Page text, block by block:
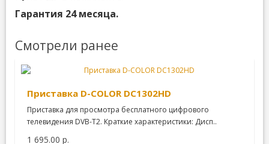
Гарантия 24 месяца.
Смотрели ранее
Приставка D-COLOR DC1302HD
Приставка для просмотра бесплатного цифрового
телевидения DVB-T2. Краткие характеристики: Дисп..
1 695.00 р.